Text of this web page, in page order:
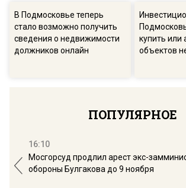
В Подмосковье теперь
стало возможно получить
сведения о недвижимости
должников онлайн
купить или
объектов
ПОПУЛЯРНОЕ
16:10
Мосгорсуд продлил арест экс-
обороны Булгакова до 9 ноября